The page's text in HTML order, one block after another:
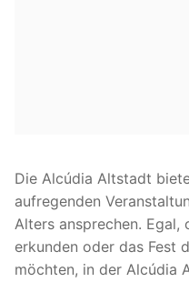
Die Alcúdia Altstadt
aufregenden
Alters ansprechen.
erkunden oder das Fest
möchten, in der Alcúdia